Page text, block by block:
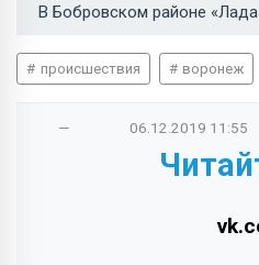
происшествия воронеж
— 06.12.2019 11:55